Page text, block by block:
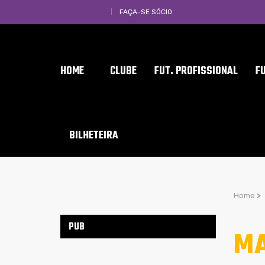
FAÇA-SE SÓCIO
HOME CLUBE FUT. PROFISSIONAL
BILHETEIRA
Home >
PUB